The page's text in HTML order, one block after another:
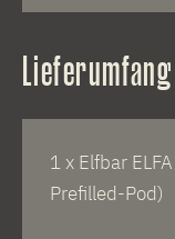
Lieferumfang
1 x Elfbar
Prefilled-Pod)